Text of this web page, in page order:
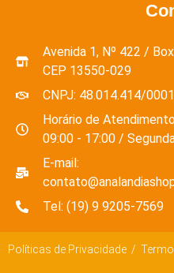
Avenida 1, Nº 422 /
CEP 13550-029
CNPJ: 48.014.414/
Horário de
09:00 - 17:00 /
E-mail:
Tel: (19) 9 9205-7569
Políticas de Privacidade /